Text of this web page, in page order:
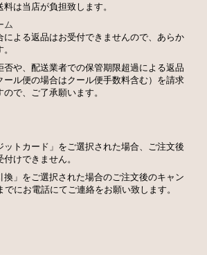
は当店が負担致します。
ム
による返品はお受付できませんので、あらか
否や、配送業者での保管期限超過による返品
ール便の場合はクール便手数料含む）を請求
で、ご了承願います。
ットカード」をご選択された場合、ご注文後
けできません。
換」をご選択された場合のご注文後のキャン
でにお電話にてご連絡をお願い致します。